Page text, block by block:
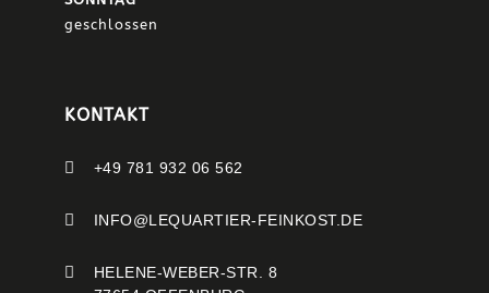
geschlossen
KONTAKT
 +49 781 932 06 562
 INFO@LEQUARTIER-FEINKOST.DE

HELENE-WEBER-STR. 8